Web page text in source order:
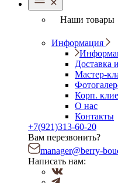
Наши товары
Информация
Доставка
Мастер-
Корп.
О нас
Контакты
+7(921)313-60-20
Вам перезвонить?
manager@berry-
Написать нам: